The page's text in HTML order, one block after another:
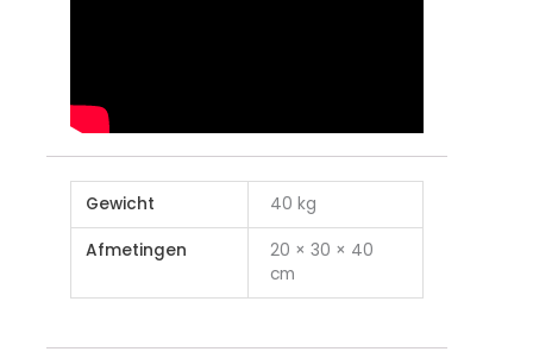
Gewicht 40 kg
Afmetingen
20 × 30 × 40
cm